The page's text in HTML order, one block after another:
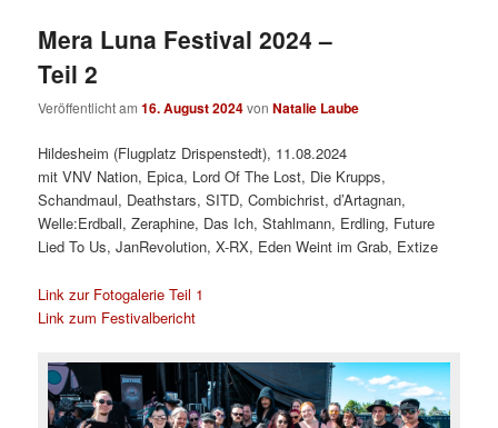
Mera Luna Festival 2024 –
Teil 2
Veröffentlicht am16. August 2024vonNatalie Laube
Hildesheim (Flugplatz Drispenstedt), 11.08.2024
mit VNV Nation, Epica, Lord Of The Lost, Die Krupps,
Schandmaul, Deathstars, SITD, Combichrist, d’Artagnan,
Welle:Erdball, Zeraphine, Das Ich, Stahlmann, Erdling, Future
Lied To Us, JanRevolution, X-RX, Eden Weint im Grab, Extize
Link zur Fotogalerie Teil 1
Link zum Festivalbericht